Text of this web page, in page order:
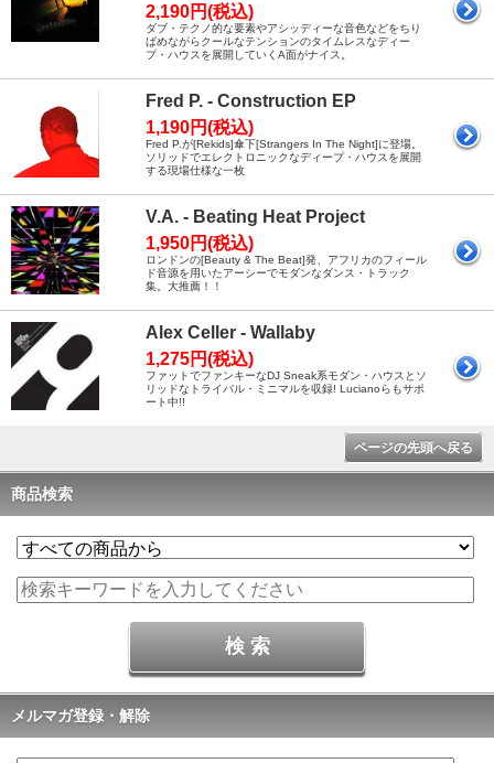
2,190円(税込)
ダブ・テクノ的な要素やアシッディーな音色などをちり
ばめながらクールなテンションのタイムレスなディー
プ・ハウスを展開していくA面がナイス。
Fred P. - Construction EP
1,190円(税込)
Fred P.が[Rekids]傘下[Strangers In The Night]に登場。
ソリッドでエレクトロニックなディープ・ハウスを展開
する現場仕様な一枚
V.A. - Beating Heat Project
1,950円(税込)
ロンドンの[Beauty & The Beat]発、アフリカのフィール
ド音源を用いたアーシーでモダンなダンス・トラック
集。大推薦！！
Alex Celler - Wallaby
1,275円(税込)
ファットでファンキーなDJ Sneak系モダン・ハウスとソ
リッドなトライバル・ミニマルを収録! Lucianoらもサポ
ート中!!
ページの先頭へ戻る
商品検索
メルマガ登録・解除